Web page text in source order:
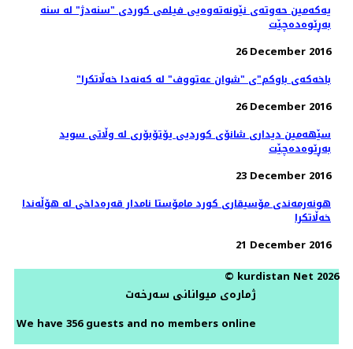
یەکەمین حەوتەی نێونەتەوەیی فیلمی کوردی "سنەدژ" لە سنە
بەڕێوەدەچێت
26 December 2016
"باخەکەی باوکم"ی "شوان عەتووف" لە کەنەدا خەڵاتکرا
26 December 2016
سێهەمین دیداری شانۆی کوردیی یۆتۆبۆری لە وڵاتی سوید
به‌ڕێوه‌ده‌چێت
23 December 2016
هونەرمەندی مۆسیقاری کورد مامۆستا نامدار قەرەداخی لە هۆڵەندا
خەڵاتکرا
21 December 2016
© kurdistan Net 2026
ژمارەی میوانانی سەرخەت
We have 356 guests and no members online